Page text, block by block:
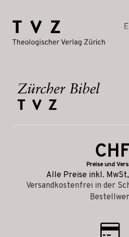
Preise und
Alle Preise inkl.
Versandkostenfrei in der